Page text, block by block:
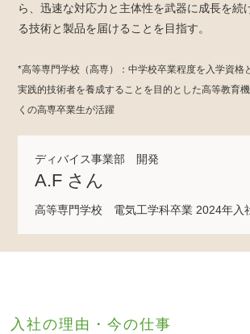
ら、迅速な対応力と主体性を武器に成長を続
る技術と製品を届けることを目指す。
*高等専門学校（高専）：中学校卒業程度を入学資格
実践的技術者を養成することを目的とした高等教育
くの高専卒業生が活躍
ディバイス事業部 開発
A.F さん
高等専門学校 電気工学科卒業 2024年入
入社の理由・今の仕事